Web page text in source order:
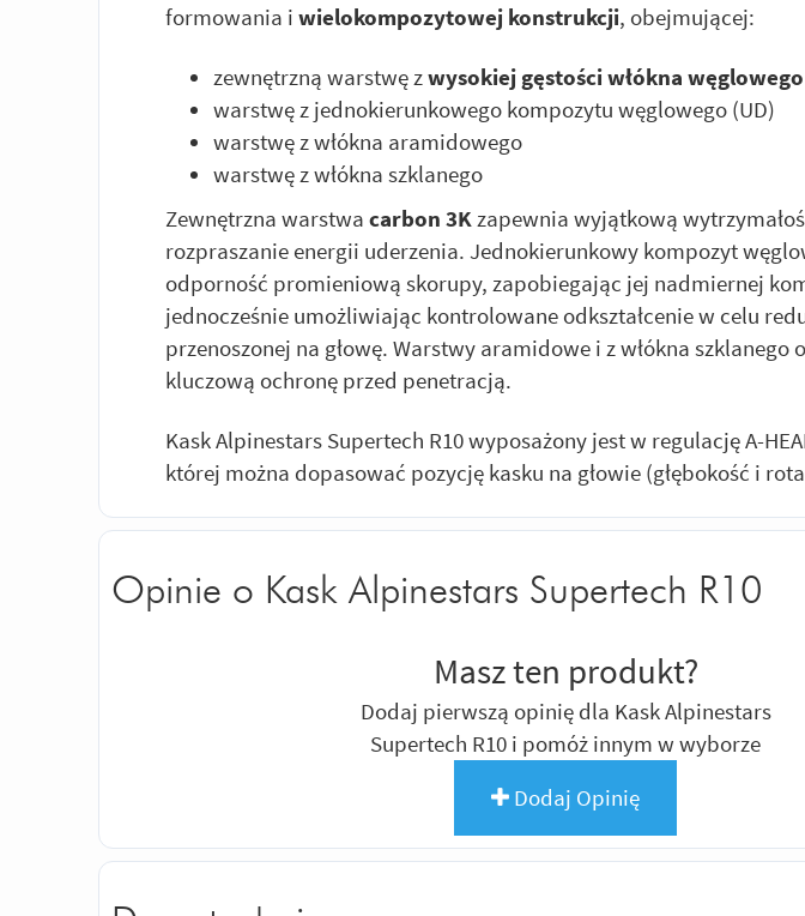
formowania i wielokompozytowej konstrukcji, obejmującej:
zewnętrzną warstwę zwysokiej gęstości włókna
warstwę z jednokierunkowego kompozytu węglowego (UD)
warstwę z włókna aramidowego
warstwę z włókna szklanego
Zewnętrzna warstwa carbon 3Kzapewnia wyjątkową
rozpraszanie energii uderzenia. Jednokierunkowy kompozyt
odporność promieniową skorupy, zapobiegając jej nadmiernej
jednocześnie umożliwiając kontrolowane odkształcenie w celu
przenoszonej na głowę. Warstwy aramidowe i z włókna szklanego
kluczową ochronę przed penetracją.
Kask Alpinestars Supertech R10 wyposażony jest w regulację A-
której można dopasować pozycję kasku na głowie (głębokość i
Opinie o Kask Alpinestars Supertech R10
Masz ten produkt?
Dodaj pierwszą opinię dla Kask Alpinestars
Supertech R10 i pomóż innym w wyborze
Dodaj Opinię